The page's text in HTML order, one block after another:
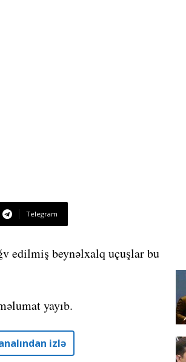
Telegram
edilmiş beynəlxalq uçuşlar bu
yayıb.
izlə